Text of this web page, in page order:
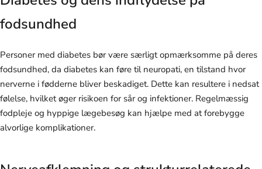
fodsundhed
Personer med diabetes bør være særligt opmærksomme på deres
fodsundhed, da diabetes kan føre til neuropati, en tilstand hvor
nerverne i fødderne bliver beskadiget. Dette kan resultere i nedsat
følelse, hvilket øger risikoen for sår og infektioner. Regelmæssig
fodpleje og hyppige lægebesøg kan hjælpe med at forebygge
alvorlige komplikationer.